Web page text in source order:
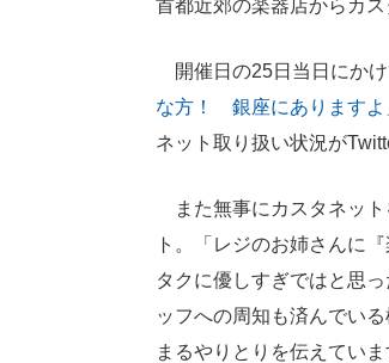
首都近郊の楽器店からカ
開催日の25日当日にかけ
な方！ 銀座にありますよ
ネット取り扱い状況が
また無事にカスタネット
ト。「レジのお姉さんに
タクに優しすぎではと思
ッフへの周知も済んでい
まるやりとりを伝えていま